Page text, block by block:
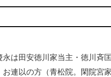
は田安徳川家当主・徳川斉
連以の方（青松院。閑院宮